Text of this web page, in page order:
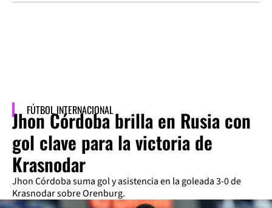
FÚTBOL INTERNACIONAL
Jhon Córdoba brilla en Rusia con
gol clave para la victoria de
Krasnodar
Jhon Córdoba suma gol y asistencia en la goleada 3-0 de
Krasnodar sobre Orenburg.